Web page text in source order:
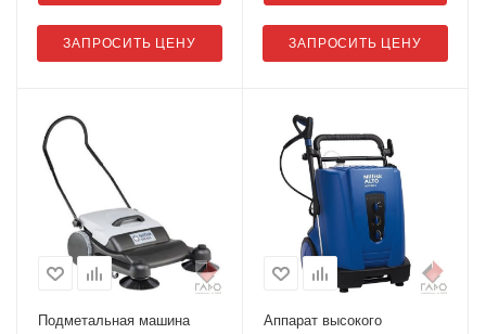
ЗАПРОСИТЬ ЦЕНУ ЗАПРОСИТЬ ЦЕНУ
Подметальная машина
Аппарат высокого